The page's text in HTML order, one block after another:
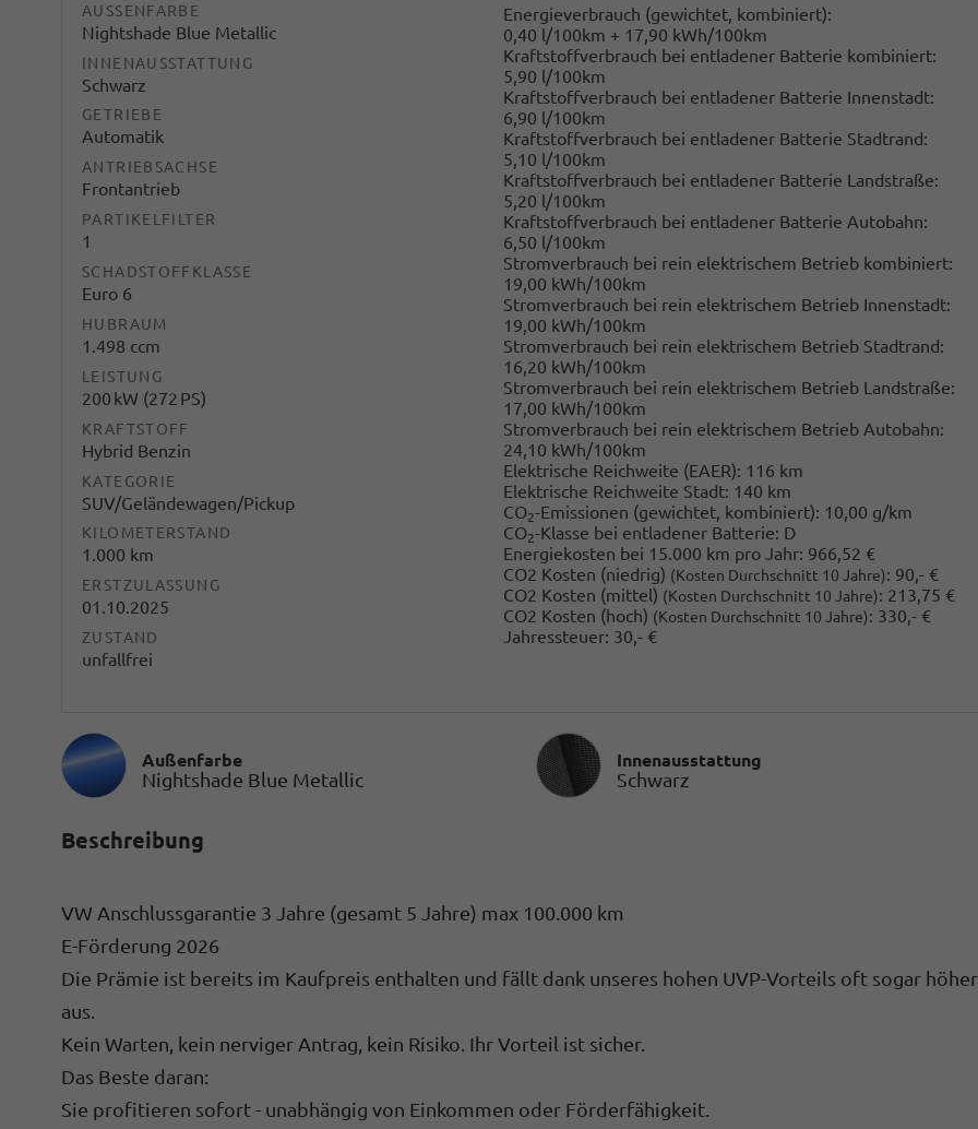
AUSSENFARBE
Nightshade Blue Metallic
INNENAUSSTATTUNG
Schwarz
GETRIEBE
Automatik
ANTRIEBSACHSE
Frontantrieb
PARTIKELFILTER
1
SCHADSTOFFKLASSE
Euro 6
HUBRAUM
1.498 ccm
LEISTUNG
200 kW (272 PS)
KRAFTSTOFF
Hybrid Benzin
KATEGORIE
SUV/Geländewagen/Pickup
KILOMETERSTAND
1.000 km
ERSTZULASSUNG
01.10.2025
ZUSTAND
unfallfrei
Energieverbrauch (gewichtet, kombiniert):
0,40 l/100km + 17,90 kWh/100km
Kraftstoffverbrauch bei entladener Batterie kombiniert:
5,90 l/100km
Kraftstoffverbrauch bei entladener Batterie Innenstadt:
6,90 l/100km
Kraftstoffverbrauch bei entladener Batterie Stadtrand:
5,10 l/100km
Kraftstoffverbrauch bei entladener Batterie Landstraße:
5,20 l/100km
Kraftstoffverbrauch bei entladener Batterie Autobahn:
6,50 l/100km
Stromverbrauch bei rein elektrischem Betrieb kombiniert:
19,00 kWh/100km
Stromverbrauch bei rein elektrischem Betrieb Innenstadt:
19,00 kWh/100km
Stromverbrauch bei rein elektrischem Betrieb Stadtrand:
16,20 kWh/100km
Stromverbrauch bei rein elektrischem Betrieb Landstraße:
17,00 kWh/100km
Stromverbrauch bei rein elektrischem Betrieb Autobahn:
24,10 kWh/100km
Elektrische Reichweite (EAER): 116 km
Elektrische Reichweite Stadt: 140 km
CO2-Emissionen (gewichtet, kombiniert): 10,00 g/km
CO2-Klasse bei entladener Batterie: D
Energiekosten bei 15.000 km pro Jahr: 966,52 €
CO2 Kosten (niedrig) (Kosten Durchschnitt 10 Jahre): 90,- €
CO2 Kosten (mittel) (Kosten Durchschnitt 10 Jahre): 213,75 €
CO2 Kosten (hoch) (Kosten Durchschnitt 10 Jahre): 330,- €
Jahressteuer: 30,- €
Außenfarbe
Nightshade Blue Metallic
Innenausstattung
Innenausstattung
Schwarz
Beschreibung
VW Anschlussgarantie 3 Jahre (gesamt 5 Jahre) max 100.000 km
E-Förderung 2026
Die Prämie ist bereits im Kaufpreis enthalten und fällt dank unseres hohen UVP-Vorteils oft sogar höher
aus.
Kein Warten, kein nerviger Antrag, kein Risiko. Ihr Vorteil ist sicher.
Das Beste daran:
Sie profitieren sofort - unabhängig von Einkommen oder Förderfähigkeit.